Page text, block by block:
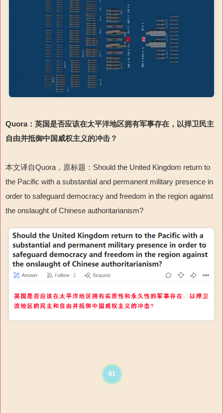
Quora：英国是否应该在太平洋地区拥有军事存在，以捍卫民主
自由并抵御中国威权主义的冲击？
本文译自Quora，原标题：Should the United Kingdom return to
the Pacific with a substantial and permanent military presence in
order to safeguard democracy and freedom in the region against
the onslaught of Chinese authoritarianism?
01